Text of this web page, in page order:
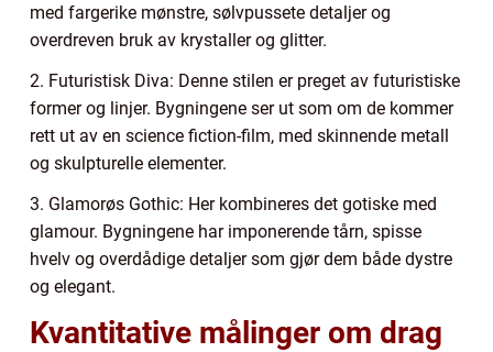
med fargerike mønstre, sølvpussete detaljer og
overdreven bruk av krystaller og glitter.
2. Futuristisk Diva: Denne stilen er preget av futuristiske
former og linjer. Bygningene ser ut som om de kommer
rett ut av en science fiction-film, med skinnende metall
og skulpturelle elementer.
3. Glamorøs Gothic: Her kombineres det gotiske med
glamour. Bygningene har imponerende tårn, spisse
hvelv og overdådige detaljer som gjør dem både dystre
og elegant.
Kvantitative målinger om drag